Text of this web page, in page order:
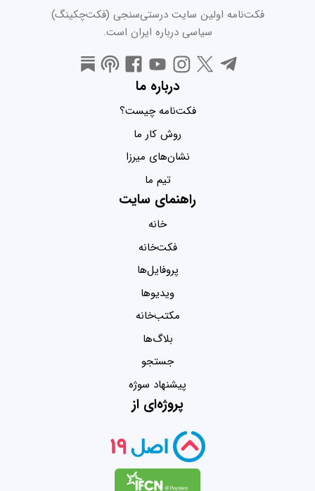
فکت‌نامه اولین سایت درستی‌سنجی (فکت‌چکینگ)
سیاسی درباره ایران است.
درباره ما
فکت‌نامه چیست؟
روش کار ما
نشان‌های میرزا
تیم ما
راهنمای سایت
خانه
فکت‌خانه
پروفایل‌ها
ویدیو‌ها
مکتب‌خانه
بلاگ‌ها
جستجو
پیشنهاد سوژه
پروژه‌ای از